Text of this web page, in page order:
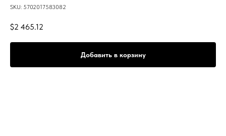
SKU: 5702017583082
$2 465.12
Добавить в корзину